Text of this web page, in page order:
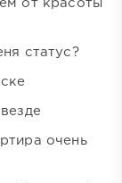
от красоты
статус?
очень